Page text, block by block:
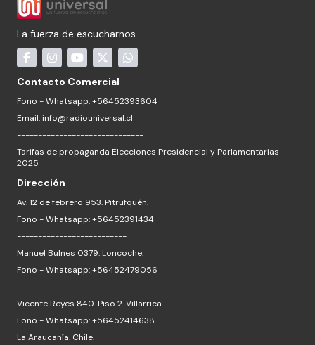
La fuerza de escucharnos
Contacto Comercial
Fono - Whatsapp: +56452393604
Email: info@radiouniversal.cl
------------------------------
Tarifas de propaganda Elecciones Presidencial y Parlamentarias
2025
Dirección
Av. 12 de febrero 953. Pitrufquén.
Fono - Whatsapp: +56452391434
--------------------------
Manuel Bulnes 0379. Loncoche.
Fono - Whatsapp: +56452479056
--------------------------
Vicente Reyes 840. Piso 2. Villarrica.
Fono - Whatsapp: +56452414638
La Araucanía. Chile.